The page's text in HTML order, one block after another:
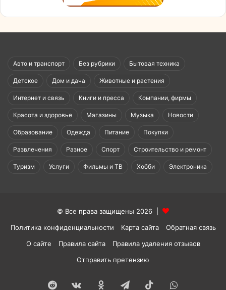
Авто и транспорт Без рубрики Бытовая техника
Детское Дом и дача Животные и растения
Интернет и связь Книги и пресса Компании, фирмы
Красота и здоровье Магазины Музыка Новости
Образование Одежда Питание Покупки
Развлечения Разное Спорт Строительство и ремонт
Туризм Услуги Фильмы и ТВ Хобби Электроника
© Все права защищены 2026 |
Политика конфиденциальности
Карта сайта
Обратная связь
О сайте
Правила сайта
Правила удаления отзывов
Отправить претензию
Reddit vk.comОдноклассники
TelegramTikTokWhatsApp